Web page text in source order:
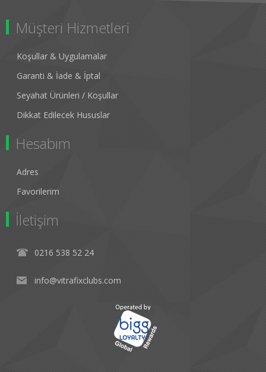
Müşteri Hizmetleri
Koşullar & Uygulamalar
Garanti & İade & İptal
Seyahat Ürünleri / Koşullar
Dikkat Edilecek Hususlar
Hesabım
Adres
Favorilerim
İletişim
0216 538 52 24
info@vitrafixclubs.com